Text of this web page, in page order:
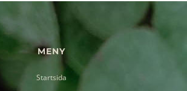
MENY
Startsida